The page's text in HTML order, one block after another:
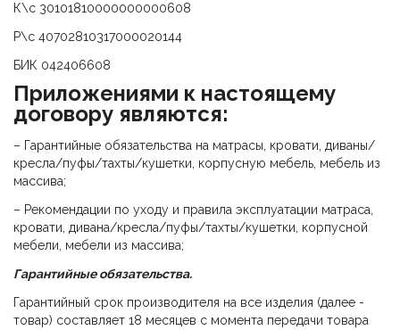
К\с 30101810000000000608
Р\с 40702810317000020144
БИК 042406608
Приложениями к настоящему
договору являются:
– Гарантийные обязательства на матрасы, кровати, диваны/
кресла/пуфы/тахты/кушетки, корпусную мебель, мебель из
массива;
– Рекомендации по уходу и правила эксплуатации матраса,
кровати, дивана/кресла/пуфы/тахты/кушетки, корпусной
мебели, мебели из массива;
Гарантийные обязательства.
Гарантийный срок производителя на все изделия (далее -
товар) составляет 18 месяцев с момента передачи товара